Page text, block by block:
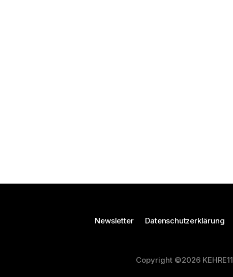
Newsletter Datenschutzerklärung
Copyright ©2026